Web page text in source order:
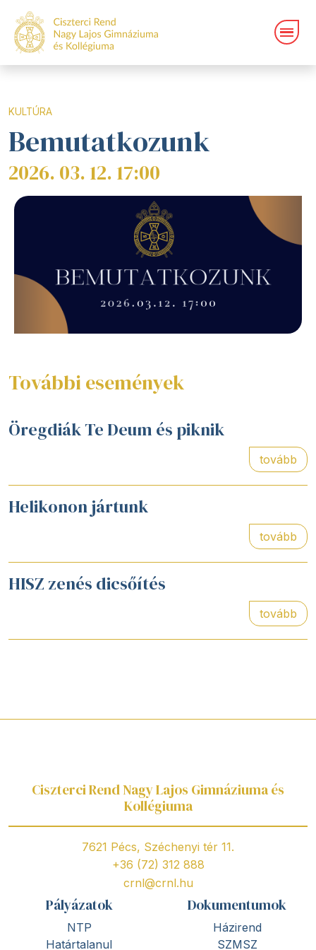
KULTÚRA
Bemutatkozunk
2026. 03. 12. 17:00
További események
Öregdiák Te Deum és piknik
tovább
Helikonon jártunk
tovább
HISZ zenés dicsőítés
tovább
Ciszterci Rend Nagy Lajos Gimnáziuma és
Kollégiuma
7621 Pécs, Széchenyi tér 11.
+36 (72) 312 888
crnl@crnl.hu
Pályázatok
NTP
Határtalanul
Dokumentumok
Házirend
SZMSZ